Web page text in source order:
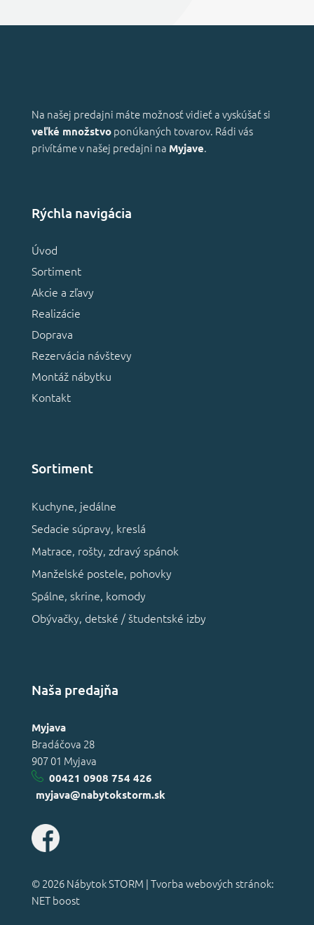
Na našej predajni máte možnosť vidieť a vyskúšať si
veľké množstvoponúkaných tovarov. Rádi vás
privítáme v našej predajni na Myjave.
Rýchla navigácia
Úvod
Sortiment
Akcie a zľavy
Realizácie
Doprava
Rezervácia návštevy
Montáž nábytku
Kontakt
Sortiment
Kuchyne, jedálne
Sedacie súpravy, kreslá
Matrace, rošty, zdravý spánok
Manželské postele, pohovky
Spálne, skrine, komody
Obývačky, detské / študentské izby
Naša predajňa
Myjava
Bradáčova 28
907 01 Myjava
00421 0908 754 426
myjava@nabytokstorm.sk
© 2026 Nábytok STORM |Tvorba webových stránok:
NET boost